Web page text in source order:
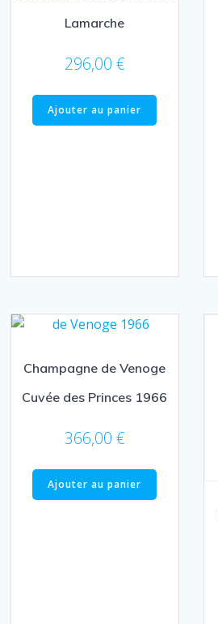
Lamarche
296,00 €
Ajouter au panier
Champagne de Venoge
Cuvée des Princes 1966
366,00 €
Ajouter au panier